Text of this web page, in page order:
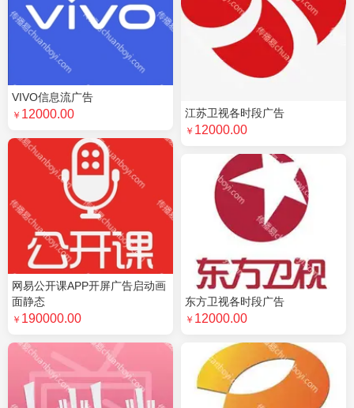
VIVO信息流广告
￥ 12000.00
网易公开课APP开屏广告启动画
面静态
￥ 190000.00
江苏卫视各时段广告
￥ 12000.00
东方卫视各时段广告
￥ 12000.00